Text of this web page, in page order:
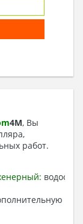
4M, Вы
работ.